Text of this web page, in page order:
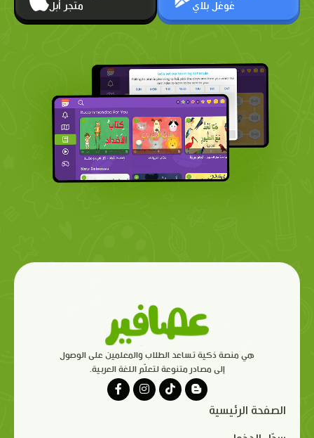
متجر أبل غوغل بلاي
هي منصة ذكية تساعد الطلاب والمعلمين على الوصول
إلى مصادر متنوعة لتعلّم اللغة العربية.
الصفحة الرئيسية